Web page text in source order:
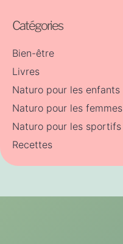
Catégories
Bien-être
Livres
Naturo pour les enfants
Naturo pour les femmes
Naturo pour les sportifs
Recettes